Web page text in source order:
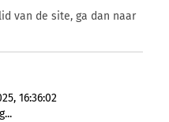
van de site, ga dan naar
16:36:02